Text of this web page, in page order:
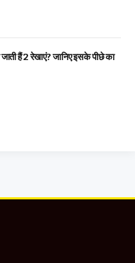
हैं 2 रेखाएं? जानिए इसके पीछे का